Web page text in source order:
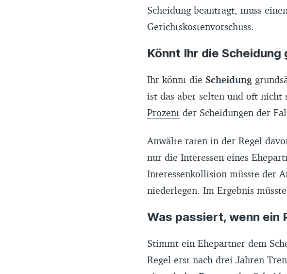
Scheidung beantragt, muss
Gerichtskostenvorschuss.
Könnt Ihr die
Ihr könnt die Scheidung
ist das aber selten und oft
Prozentder Scheidungen der
Anwälte raten in der Regel
nur die Interessen eines
Interessenkollision müsste der
niederlegen. Im Ergebnis
Was passiert, wenn ein
Stimmt ein Ehepartner dem
Regel erst nach drei Jahren